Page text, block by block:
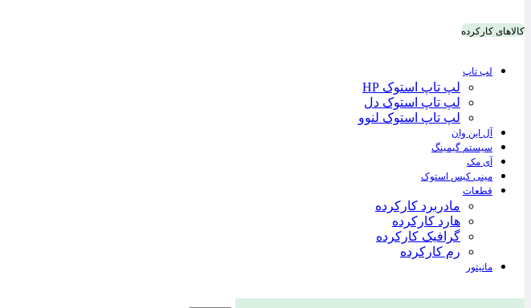
کالاهای کارکرده
لپ تاپ
لپ تاپ استوک HP
لپ تاپ استوک دل
لپ تاپ استوک لنوو
آل این وان
سیستم گیمینگ
آی مک
مینی کیس استوک
قطعات
مادربرد کارکرده
هارد کارکرده
گرافیک کارکرده
رم کارکرده
مانیتور